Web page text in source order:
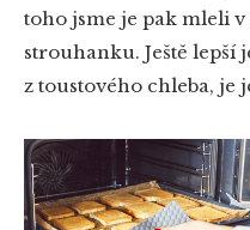
toho jsme je pak mleli
strouhanku. Ještě lepší
z toustového chleba, je